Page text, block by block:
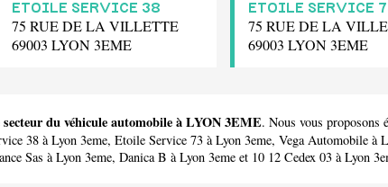
ETOILE SERVICE 38
75 RUE DE LA VILLETTE
69003 LYON 3EME
ETOILE SERVICE
75 RUE DE LA
69003 LYON 3EME
du véhicule automobile à LYON 3EME. Nous vous proposons
38 à Lyon 3eme, Etoile Service 73 à Lyon 3eme, Vega Automobile à
Sas à Lyon 3eme, Danica B à Lyon 3eme et 10 12 Cedex 03 à Lyon